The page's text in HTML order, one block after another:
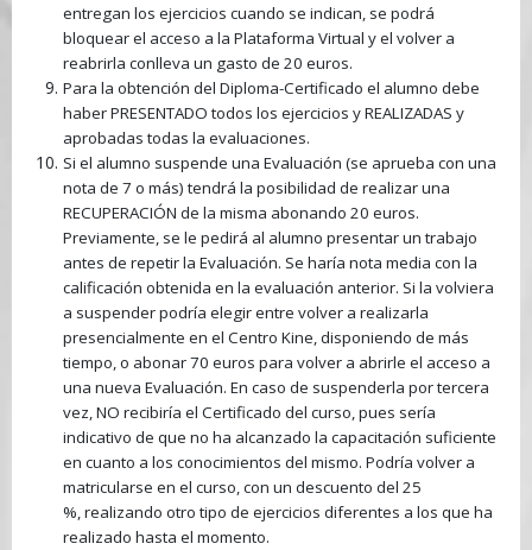
entregan los ejercicios cuando se indican, se podrá
bloquear el acceso a la Plataforma Virtual y el volver a
reabrirla conlleva un gasto de 20 euros.
Para la obtención del Diploma-Certificado el alumno debe
haber PRESENTADO todos los ejercicios y REALIZADAS y
aprobadas todas la evaluaciones.
Si el alumno suspende una Evaluación (se aprueba con una
nota de 7 o más) tendrá la posibilidad de realizar una
RECUPERACIÓN de la misma abonando 20 euros.
Previamente, se le pedirá al alumno presentar un trabajo
antes de repetir la Evaluación. Se haría nota media con la
calificación obtenida en la evaluación anterior. Si la volviera
a suspender podría elegir entre volver a realizarla
presencialmente en el Centro Kine, disponiendo de más
tiempo, o abonar 70 euros para volver a abrirle el acceso a
una nueva Evaluación. En caso de suspenderla por tercera
vez, NO recibiría el Certificado del curso, pues sería
indicativo de que no ha alcanzado la capacitación suficiente
en cuanto a los conocimientos del mismo. Podría volver a
matricularse en el curso, con un descuento del 25
%, realizando otro tipo de ejercicios diferentes a los que ha
realizado hasta el momento.